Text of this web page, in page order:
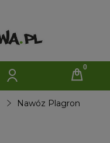
Nawóz Plagron